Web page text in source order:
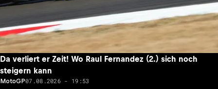
Da verliert er Zeit! Wo Raul Fernandez (2.) sich noch
steigern kann
MotoGP07.08.2026 - 19:53